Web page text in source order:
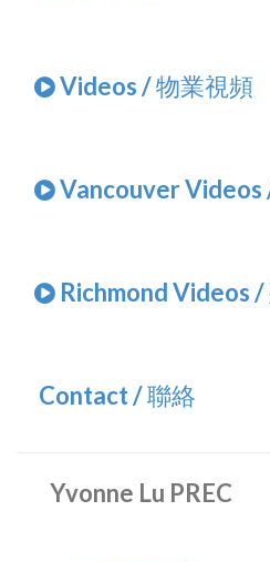
Videos / 物業視頻
Vancouver Videos
Richmond Videos /
Contact / 聯絡
Yvonne Lu PREC